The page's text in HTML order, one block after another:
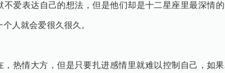
不爱表达自己的想法，但是他们却是十二星座里最深情
人就会爱很久很久。
，热情大方，但是只要扎进感情里就难以控制自己，如